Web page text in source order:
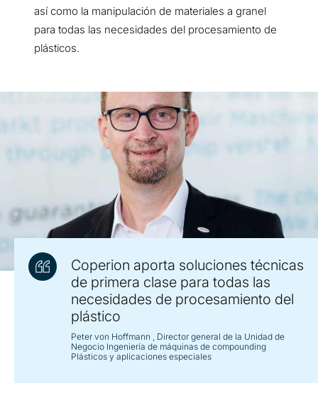
así como la manipulación de materiales a granel
para todas las necesidades del procesamiento de
plásticos.
Coperion aporta soluciones técnicas
de primera clase para todas las
necesidades de procesamiento del
plástico
Peter von Hoffmann , Director general de la Unidad de
Negocio Ingeniería de máquinas de compounding
Plásticos y aplicaciones especiales